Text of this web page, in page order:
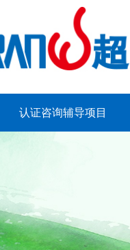
认证咨询辅导项目